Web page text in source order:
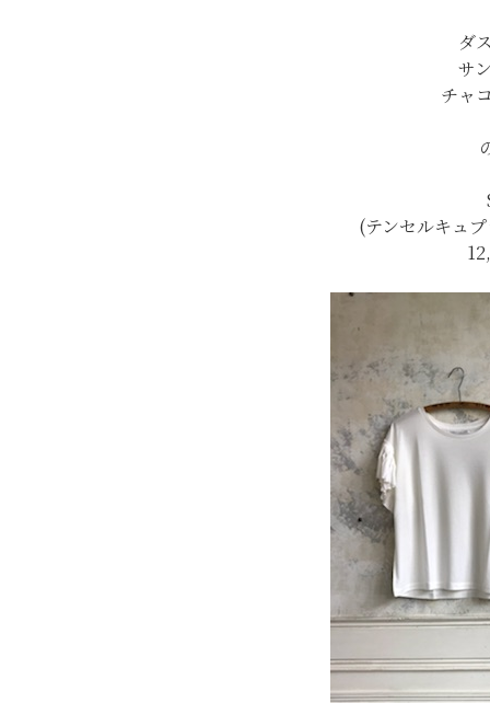
ダ
サ
チャ
(テンセルキュ